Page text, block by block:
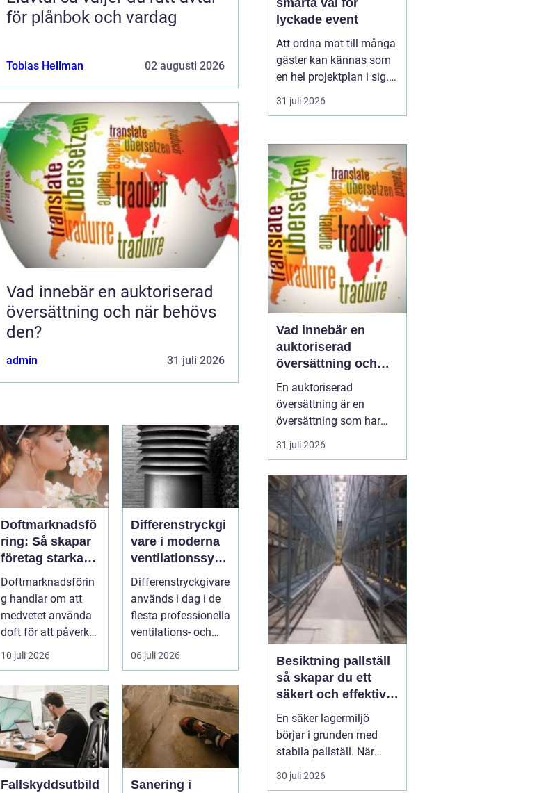
för plånbok och vardag
Tobias Hellman 02 augusti 2026
Vad innebär en auktoriserad
översättning och när behövs
den?
admin 31 juli 2026
Doftmarknadsfö
ring: Så skapar
företag starkare
kundupplevelser
Doftmarknadsförin
g handlar om att
medvetet använda
doft för att påverka
kä...
10 juli 2026
Differenstryckgi
vare i moderna
ventilationssyst
em
Differenstryckgivare
används i dag i de
flesta professionella
ventilations- och
klimatanlä...
06 juli 2026
Fallskyddsutbild
Sanering i
smarta val för
lyckade event
Att ordna mat till många
gäster kan kännas som
en hel projektplan i sig.
Men med genomtänkt
catering slipper
köket och sista minuten-
lösningar. För den som
sökerca...
31 juli 2026
Vad innebär en
auktoriserad
översättning och
när behövs den?
En auktoriserad
översättning är en
översättning som har
juridisk giltighet. Den
utförs av en
31 juli 2026
Besiktning pallställ
så skapar du ett
säkert och effektivt
lager
En säker lagermiljö
börjar i grunden med
stabila pallställ. När
höga laster kombineras
med trucktrafik,
30 juli 2026